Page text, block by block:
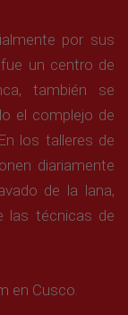
por sus
un centro de
también se
el complejo de
los talleres de
diariamente
de la lana,
las técnicas de
en Cusco.